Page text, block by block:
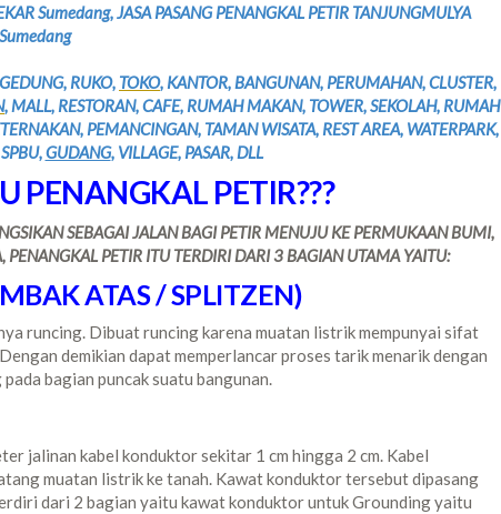
Sumedang, JASA PASANG PENANGKAL PETIR TANJUNGMULYA
Sumedang
RUKO, TOKO, KANTOR, BANGUNAN, PERUMAHAN, CLUSTER,
, MALL, RESTORAN, CAFE, RUMAH MAKAN, TOWER, SEKOLAH, RUMAH
PEMANCINGAN, TAMAN WISATA, REST AREA, WATERPARK,
GUDANG, VILLAGE, PASAR, DLL
PENANGKAL PETIR???
SEBAGAI JALAN BAGI PETIR MENUJU KE PERMUKAAN BUMI,
PETIR ITU TERDIRI DARI 3 BAGIAN UTAMA YAITU:
ATAS / SPLITZEN)
runcing. Dibuat runcing karena muatan listrik mempunyai sifat
demikian dapat memperlancar proses tarik menarik dengan
bagian puncak suatu bangunan.
jalinan kabel konduktor sekitar 1 cm hingga 2 cm. Kabel
muatan listrik ke tanah. Kawat konduktor tersebut dipasang
dari 2 bagian yaitu kawat konduktor untuk Grounding yaitu